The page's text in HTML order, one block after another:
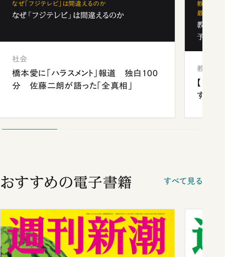
なぜ「フジテレビ」は間違えるのか
なぜ「フジテレビ」は間違えるのか
社会
橋本愛に「ハラスメント」報道 独白100
分 佐藤二朗が語った「全真相」
教育の地
最新勢力
教育の
予備校
教育
【中国
する“
おすすめの電子書籍 すべて見る